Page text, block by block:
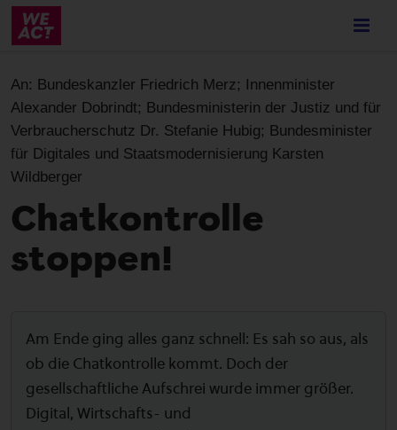
Skip
content
An: Bundeskanzler Friedrich Merz; Innenminister
Alexander Dobrindt; Bundesministerin der Justiz und für
Verbraucherschutz Dr. Stefanie Hubig; Bundesminister
für Digitales und Staatsmodernisierung Karsten
Wildberger
Chatkontrolle
stoppen!
Am Ende ging alles ganz schnell: Es sah so aus, als
ob die Chatkontrolle kommt. Doch der
gesellschaftliche Aufschrei wurde immer größer.
Digital, Wirtschafts- und